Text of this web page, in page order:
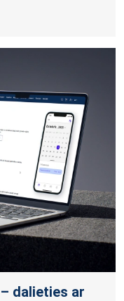
dalieties ar